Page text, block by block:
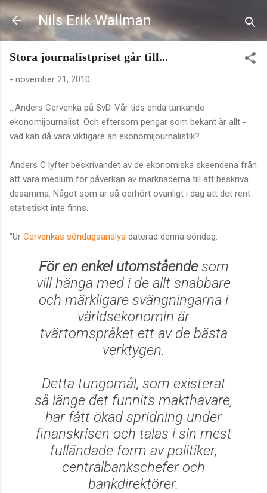
Fortsätt till huvudinnehåll
Nils Erik Wallman
Stora journalistpriset går till...
- november 21, 2010
...Anders Cervenka på SvD. Vår tids enda tänkande
ekonomijournalist. Och eftersom pengar som bekant är allt -
vad kan då vara viktigare än ekonomijournalistik?
Anders C lyfter beskrivandet av de ekonomiska skeendena från
att vara medium för påverkan av marknaderna till att beskriva
desamma. Något som är så oerhört ovanligt i dag att det rent
statistiskt inte finns.
"Ur Cervenkas söndagsanalys daterad denna söndag:
För en enkel utomståendesom
vill hänga med i de allt snabbare
och märkligare svängningarna i
världsekonomin är
tvärtomspråket ett av de bästa
verktygen.
Detta tungomål, som existerat
så länge det funnits makthavare,
har fått ökad spridning under
finanskrisen och talas i sin mest
fulländade form av politiker,
centralbankschefer och
bankdirektörer.